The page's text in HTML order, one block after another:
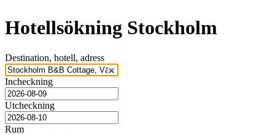
Stockholm B&B Cottage
Trevligt
Läs mer nedan
Hotellsökning Stockholm
Destination, hotell, adress
Incheckning
Utcheckning
Rum